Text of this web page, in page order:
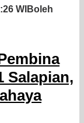
WIBoleh
Salapian,